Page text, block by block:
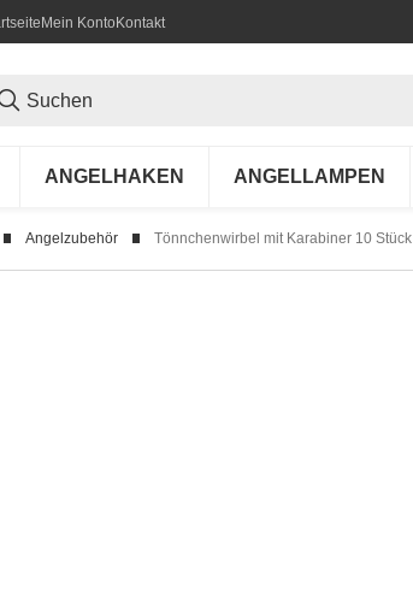
Mein KontoKontakt
ANGELHAKEN ANGELLAMPEN
Angelzubehör Tönnchenwirbel mit Karabiner 10 Stück